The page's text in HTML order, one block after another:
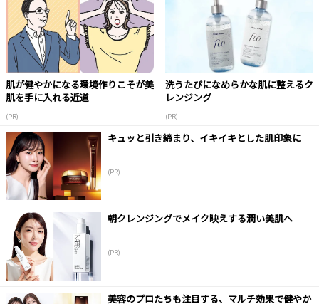
肌が健やかになる環境作りこそが美
肌を手に入れる近道
(PR)
洗うたびになめらかな肌に整えるク
レンジング
(PR)
キュッと引き締まり、イキイキとした肌印象に
(PR)
朝クレンジングでメイク映えする潤い美肌へ
(PR)
美容のプロたちも注目する、マルチ効果で健やか